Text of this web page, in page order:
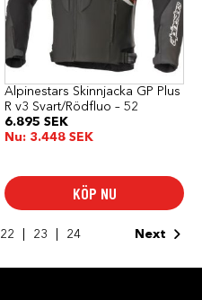
Alpinestars Skinnjacka GP Plus
R v3 Svart/Rödfluo – 52
6.895 SEK
Nu: 3.448 SEK
KÖP NU
22 23 24 Next